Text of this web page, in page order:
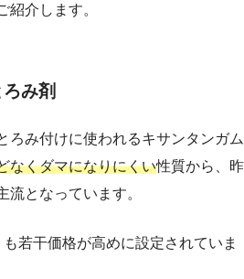
紹介します。
み剤
ろみ付けに使われるキサンタンガム
なくダマになりにくい性質から、昨
流となっています。
若干価格が高めに設定されていま